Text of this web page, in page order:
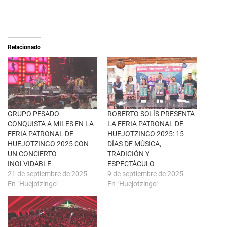
e
b
r
e
e
n
u
n
a
v
e
n
t
a
n
a
n
u
e
v
a
)
e
a
c
e
b
o
o
k
S
e
a
b
r
e
e
n
u
n
v
e
n
t
a
Relacionado
GRUPO PESADO
CONQUISTA A MILES EN LA
FERIA PATRONAL DE
HUEJOTZINGO 2025 CON
UN CONCIERTO
INOLVIDABLE
21 de septiembre de 2025
En "Huejotzingo"
ROBERTO SOLÍS PRESENTA
LA FERIA PATRONAL DE
HUEJOTZINGO 2025: 15
DÍAS DE MÚSICA,
TRADICIÓN Y
ESPECTÁCULO
9 de septiembre de 2025
En "Huejotzingo"